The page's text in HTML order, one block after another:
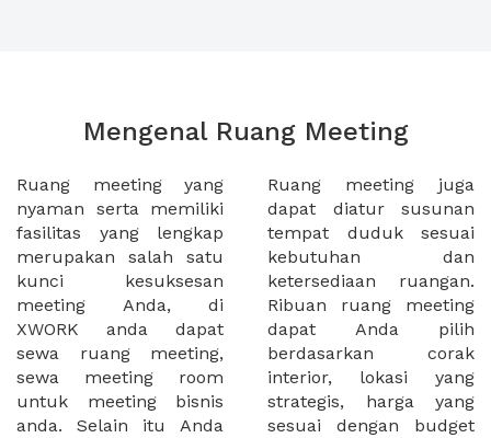
Mengenal Ruang Meeting
Ruang meeting yang
nyaman serta memiliki
fasilitas yang lengkap
merupakan salah satu
kunci kesuksesan
meeting Anda, di
XWORK anda dapat
sewa ruang meeting,
sewa meeting room
untuk meeting bisnis
anda. Selain itu Anda
Ruang meeting juga
dapat diatur susunan
tempat duduk sesuai
kebutuhan dan
ketersediaan ruangan.
Ribuan ruang meeting
dapat Anda pilih
berdasarkan corak
interior, lokasi yang
strategis, harga yang
sesuai dengan budget